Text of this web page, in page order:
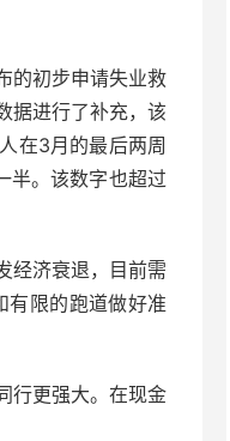
的初步申请失业救
据进行了补充，该
在3月的最后两周
半。该数字也超过
经济衰退，目前需
有限的跑道做好准
行更强大。在现金